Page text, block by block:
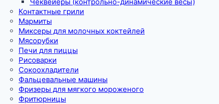
Контактные грили
Мармиты
Миксеры для молочных коктейлей
Мясорубки
Печи для пиццы
Рисоварки
Сокоохладители
Фальцевальные машины
Фризеры для мягкого мороженого
Фритюрницы